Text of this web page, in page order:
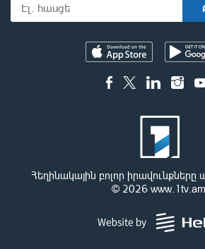
Հեղինակային բոլոր
© 2026 www.1tv.am